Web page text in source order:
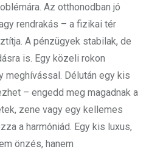
Az otthonodban jó
rendrakás – a fizikai tér
A pénzügyek stabilak, de
is. Egy közeli rokon
meghívással. Délután egy kis
– engedd meg magadnak a
zene vagy egy kellemes
a harmóniád. Egy kis luxus,
önzés, hanem